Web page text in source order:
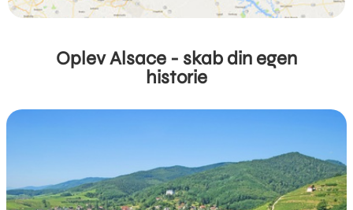
Oplev Alsace - skab din egen
historie